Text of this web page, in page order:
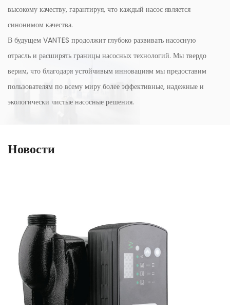
высокому качеству, гарантируя, что каждый насос является
синонимом качества.
В будущем VANTES продолжит глубоко развивать насосную
отрасль и расширять границы насосных технологий. Мы твердо
верим, что благодаря устойчивым инновациям мы предоставим
пользователям по всему миру более эффективные, надежные и
экологически чистые насосные решения.
Новости